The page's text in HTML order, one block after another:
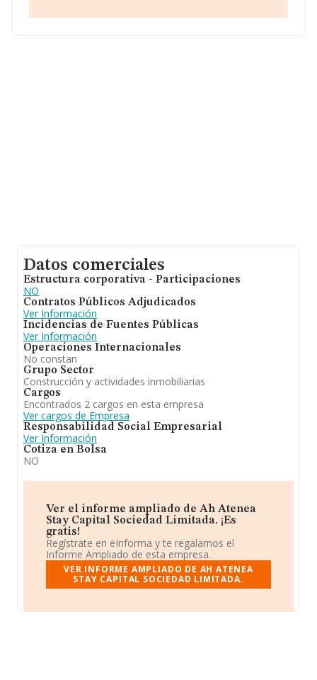
En base a la información de la que dispone INFORMA
Datos comerciales
Estructura corporativa - Participaciones
NO
Contratos Públicos Adjudicados
Ver Información
Incidencias de Fuentes Públicas
Ver Información
Operaciones Internacionales
No constan
Grupo Sector
Construcción y actividades inmobiliarias
Cargos
Encontrados 2 cargos en esta empresa
Ver cargos de Empresa
Responsabilidad Social Empresarial
Ver Información
Cotiza en Bolsa
NO
Ver el informe ampliado de Ah Atenea
Stay Capital Sociedad Limitada. ¡Es
gratis!
Regístrate en eInforma y te regalamos el
Informe Ampliado de esta empresa.
VER INFORME AMPLIADO DE AH ATENEA
STAY CAPITAL SOCIEDAD LIMITADA.